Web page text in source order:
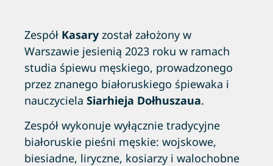
Zespół Kasaryzostał założony w
Warszawie jesienią 2023 roku w ramach
studia śpiewu męskiego, prowadzonego
przez znanego białoruskiego śpiewaka i
nauczyciela Siarhieja Dołhuszaua.
Zespół wykonuje wyłącznie tradycyjne
białoruskie pieśni męskie: wojskowe,
biesiadne, liryczne, kosiarzy i walochobne